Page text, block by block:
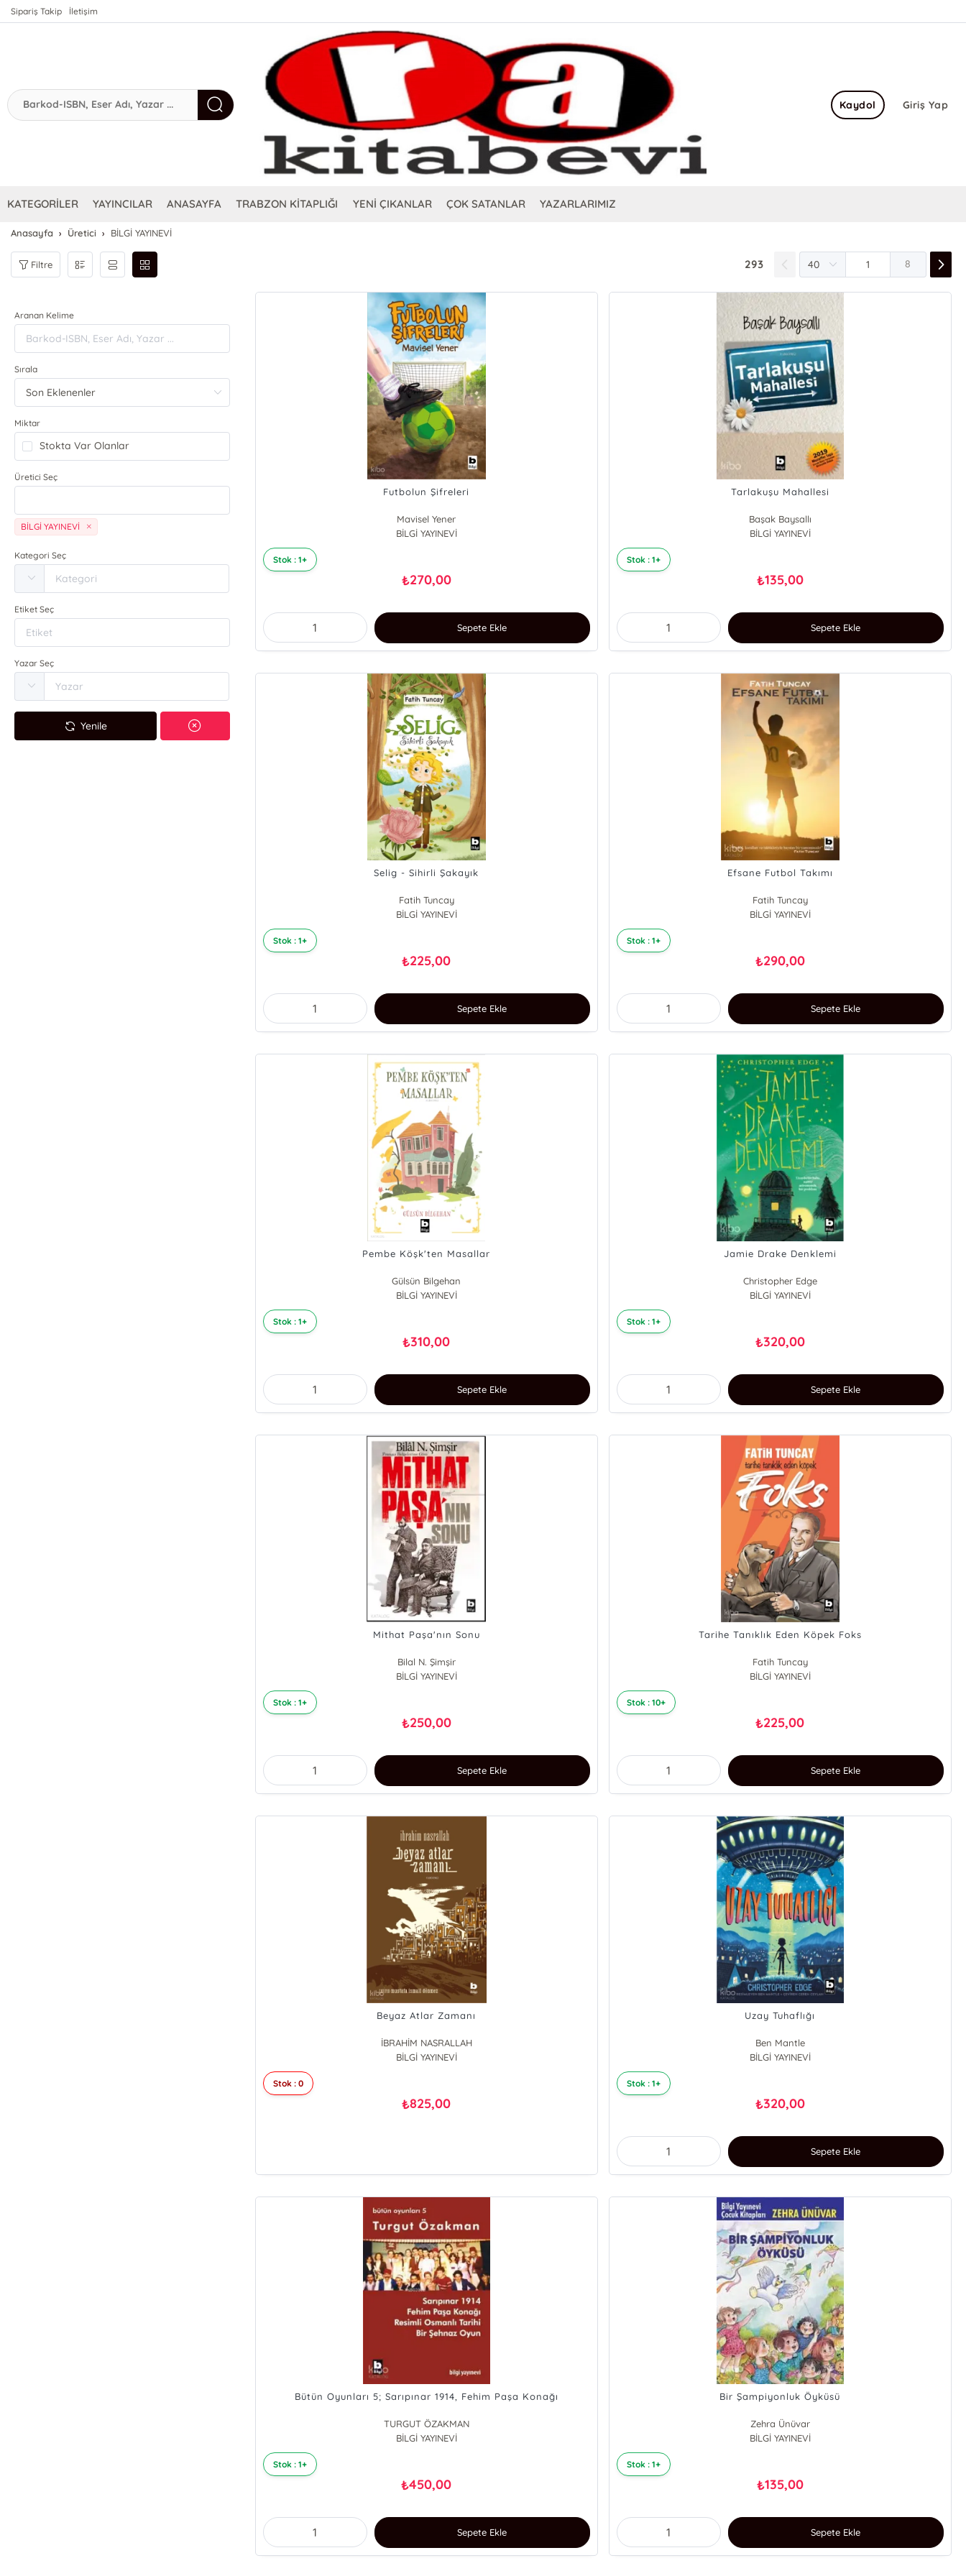
Sipariş Takip İletişim
Giriş Yap
Kaydol
KATEGORİLER YAYINCILAR ANASAYFA TRABZON KİTAPLIĞI YENİ ÇIKANLAR ÇOK SATANLAR YAZARLARIMIZ
Anasayfa Üretici BİLGİ YAYINEVİ
Filtre 293 8
Aranan Kelime
Sırala
Miktar
Stokta Var Olanlar
Üretici Seç
BİLGİ YAYINEVİ
Kategori Seç
Etiket Seç
Yazar Seç
Yenile
Futbolun Şifreleri
Mavisel Yener
BİLGİ YAYINEVİ
Stok : 1+
₺270,00
Sepete Ekle
Tarlakuşu Mahallesi
Başak Baysallı
BİLGİ YAYINEVİ
Stok : 1+
₺135,00
Sepete Ekle
Selig - Sihirli Şakayık
Fatih Tuncay
BİLGİ YAYINEVİ
Stok : 1+
₺225,00
Sepete Ekle
Efsane Futbol Takımı
Fatih Tuncay
BİLGİ YAYINEVİ
Stok : 1+
₺290,00
Sepete Ekle
Pembe Köşk'ten Masallar
Gülsün Bilgehan
BİLGİ YAYINEVİ
Stok : 1+
₺310,00
Sepete Ekle
Jamie Drake Denklemi
Christopher Edge
BİLGİ YAYINEVİ
Stok : 1+
₺320,00
Sepete Ekle
Mithat Paşa'nın Sonu
Bilal N. Şimşir
BİLGİ YAYINEVİ
Stok : 1+
₺250,00
Sepete Ekle
Tarihe Tanıklık Eden Köpek Foks
Fatih Tuncay
BİLGİ YAYINEVİ
Stok : 10+
₺225,00
Sepete Ekle
Beyaz Atlar Zamanı
İBRAHİM NASRALLAH
BİLGİ YAYINEVİ
Stok : 0
₺825,00
Uzay Tuhaflığı
Ben Mantle
BİLGİ YAYINEVİ
Stok : 1+
₺320,00
Sepete Ekle
Bütün Oyunları 5; Sarıpınar 1914, Fehim Paşa Konağı
TURGUT ÖZAKMAN
BİLGİ YAYINEVİ
Stok : 1+
₺450,00
Sepete Ekle
Bir Şampiyonluk Öyküsü
Zehra Ünüvar
BİLGİ YAYINEVİ
Stok : 1+
₺135,00
Sepete Ekle